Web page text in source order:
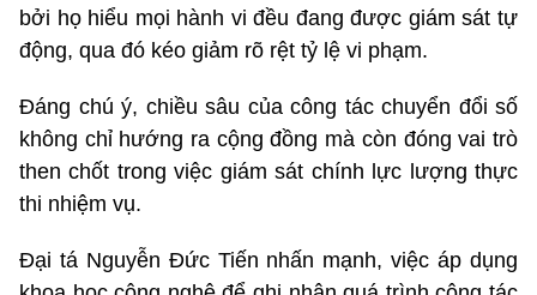
bởi họ hiểu mọi hành vi đều đang được giám sát tự
động, qua đó kéo giảm rõ rệt tỷ lệ vi phạm.
Đáng chú ý, chiều sâu của công tác chuyển đổi số
không chỉ hướng ra cộng đồng mà còn đóng vai trò
then chốt trong việc giám sát chính lực lượng thực
thi nhiệm vụ.
Đại tá Nguyễn Đức Tiến nhấn mạnh, việc áp dụng